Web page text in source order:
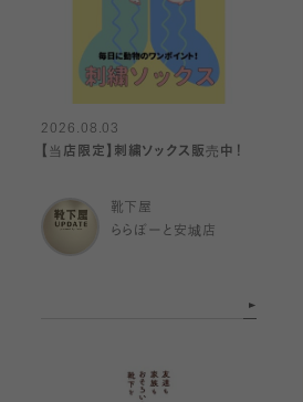
2026.08.03
【当店限定】刺繍ソックス販売中！
靴下屋
ららぽーと安城店